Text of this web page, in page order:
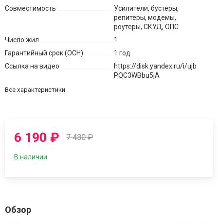
Совместимость
Усилители, бустеры,
репитеры, модемы,
роутеры, СКУД, ОПС
Число жил
1
Гарантийный срок (ОСН)
1 год
Ссылка на видео
https://disk.yandex.ru/i/ujb
PQC3WBbu5jA
Все характеристики
6 190₽ 7 430₽
В наличии
Обзор